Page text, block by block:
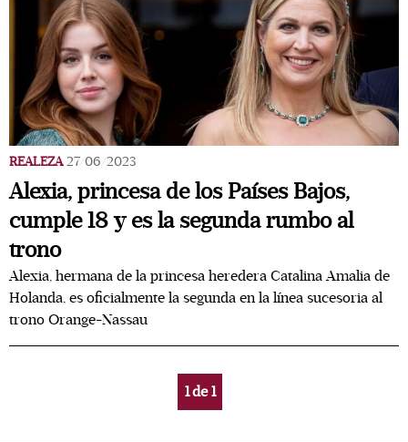
REALEZA 27/06/2023
Alexia, princesa de los Países Bajos,
cumple 18 y es la segunda rumbo al
trono
Alexia, hermana de la princesa heredera Catalina Amalia de
Holanda, es oficialmente la segunda en la línea sucesoria al
trono Orange-Nassau
1de1